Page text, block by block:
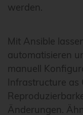
werden.
Mit Ansible
automatisieren
manuell
Infrastructure as
Änderungen.